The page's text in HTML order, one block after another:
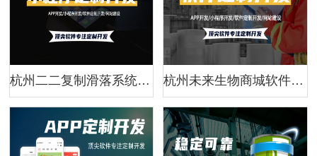
杭州二二复制滑落系统开发解决方案 | 二二复制滑落模式详解 杭州未来生物商城软件开发解决方案